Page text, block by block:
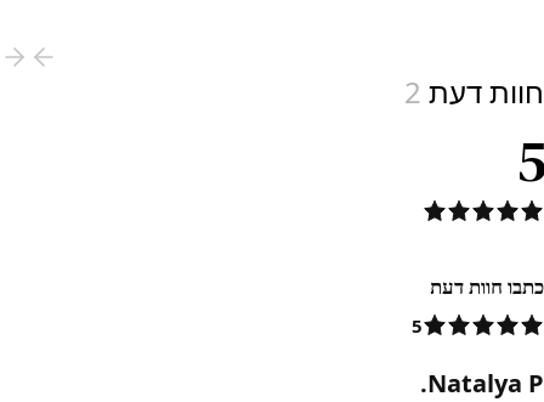
חוות דעת 2
5
כתבו חוות דעת
5
Natalya P.